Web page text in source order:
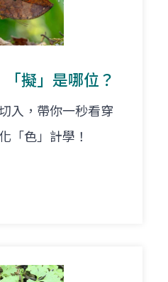
「擬」是哪位？
入，帶你一秒看穿
「色」計學！